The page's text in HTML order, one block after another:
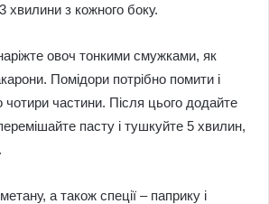
хвилини з кожного боку.
овоч тонкими смужками, як
Помідори потрібно помити і
чотири частини. Після цього додайте
пасту і тушкуйте 5 хвилин,
а також спеції – паприку і